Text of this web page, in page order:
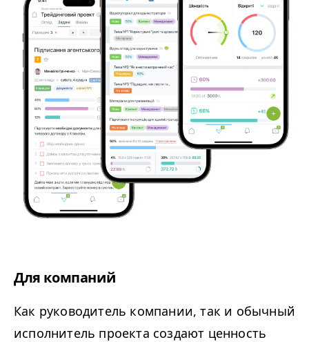
Для компаний
Как руководитель компании, так и обычный
исполнитель проекта создают ценность